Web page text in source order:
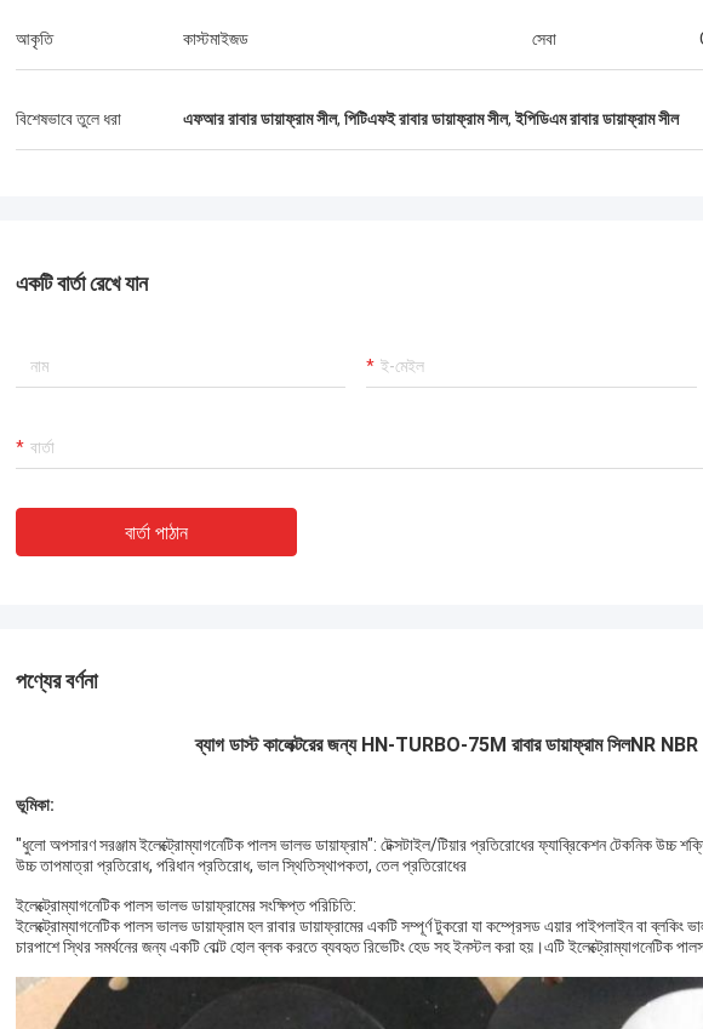
নৌ-গ্রেডের রাবার ডায়াফ্রাগম এবং শিল্প শক শোষকগুলি শূন্য
ব্যর্থতার পারফরম্যান্স সরবরাহ করেছে,আমাদের বন্দর ক্রেনের
আকৃতি কাস্টমাইজড সেবা
বিশেষভাবে তুলে ধরা এফআর রাবার ডায়াফ্রাম সীল, পিটিএফই রাবার ডায়াফ্রাম সীল,ইপিডিএম রাবার ডায়াফ্রাম সীল
একটি বার্তা রেখে যান
বার্তা পাঠান
পণ্যের বর্ণনা
ব্যাগ ডাস্ট কালেক্টরের জন্য HN-TURBO-75M রাবার ডায়াফ্রাম সিলNR
ভূমিকা:
"ধুলো অপসারণ সরঞ্জাম ইলেক্ট্রোম্যাগনেটিক পালস ভালভ ডায়াফ্রাম": টেক্সটাইল/টিয়ার প্রতিরোধের ফ্যাব্রিকেশন টেকনিক উচ্চ
উচ্চ তাপমাত্রা প্রতিরোধ, পরিধান প্রতিরোধ, ভাল স্থিতিস্থাপকতা, তেল প্রতিরোধের
ইলেক্ট্রোম্যাগনেটিক পালস ভালভ ডায়াফ্রামের সংক্ষিপ্ত পরিচিতি:
ইলেক্ট্রোম্যাগনেটিক পালস ভালভ ডায়াফ্রাম হল রাবার ডায়াফ্রামের একটি সম্পূর্ণ টুকরো যা কম্প্রেসড এয়ার পাইপলাইন বা
চারপাশে স্থির সমর্থনের জন্য একটি বোল্ট হোল ব্লক করতে ব্যবহৃত রিভেটিং হেড সহ ইনস্টল করা হয়।এটি ইলেক্ট্রোম্যাগনেটিক